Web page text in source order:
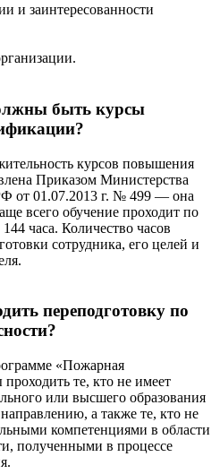
и заинтересованности
быть курсы
курсов повышения
Приказом Министерства
от 01.07.2013 г. № 499 — она
всего обучение проходит по
часа. Количество часов
сотрудника, его целей и
переподготовку по
«Пожарная
те, кто не имеет
или высшего образования
а также те, кто не
компетенциями в области
полученными в процессе